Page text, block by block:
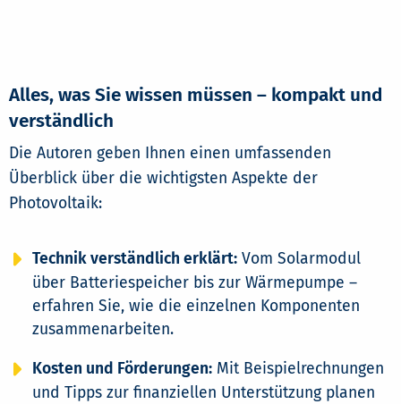
Alles, was Sie wissen müssen – kompakt und
verständlich
Die Autoren geben Ihnen einen umfassenden
Überblick über die wichtigsten Aspekte der
Photovoltaik:
Technik verständlich erklärt:Vom Solarmodul
über Batteriespeicher bis zur Wärmepumpe –
erfahren Sie, wie die einzelnen Komponenten
zusammenarbeiten.
Kosten und Förderungen:Mit Beispielrechnungen
und Tipps zur finanziellen Unterstützung planen